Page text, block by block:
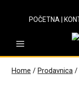
POČETNA
Home / Prodavnica /